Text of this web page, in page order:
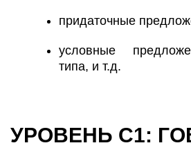
придаточные
условные
типа, и т.д.
УРОВЕНЬ С1: